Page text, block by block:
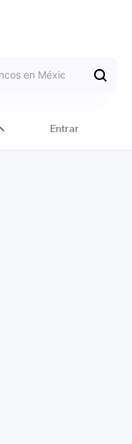
Entrar